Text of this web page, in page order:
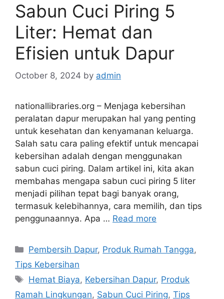
Sabun Cuci Piring 5
Liter: Hemat dan
Efisien untuk Dapur
October 8, 2024 by admin
nationallibraries.org – Menjaga kebersihan
peralatan dapur merupakan hal yang penting
untuk kesehatan dan kenyamanan keluarga.
Salah satu cara paling efektif untuk mencapai
kebersihan adalah dengan menggunakan
sabun cuci piring. Dalam artikel ini, kita akan
membahas mengapa sabun cuci piring 5 liter
menjadi pilihan tepat bagi banyak orang,
termasuk kelebihannya, cara memilih, dan tips
penggunaannya. Apa … Read more
Categories
Pembersih Dapur, Produk Rumah Tangga,
Tips Kebersihan
Tags
Hemat Biaya, Kebersihan Dapur, Produk
Ramah Lingkungan, Sabun Cuci Piring, Tips